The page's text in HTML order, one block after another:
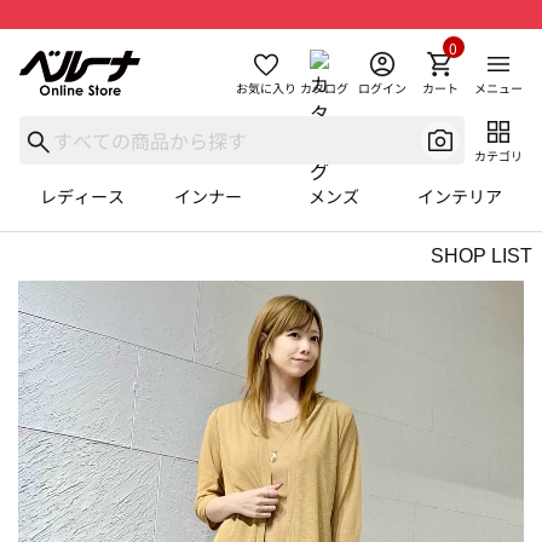
お気に入り カタログ ログイン カート
0
メニュー
カテゴリ
レディース インナー メンズ インテリア
SHOP LIST